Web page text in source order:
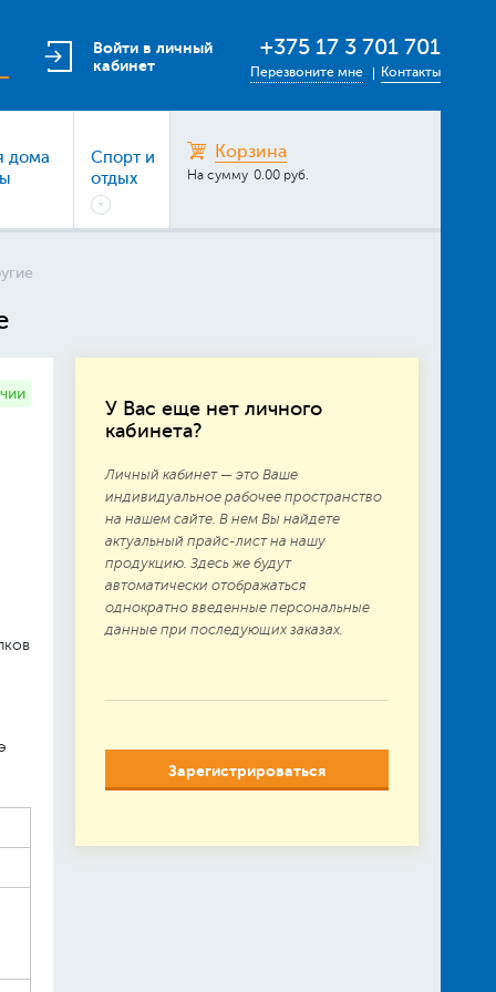
Войти в личный
кабинет
+375 17 3 701 701
Перезвоните мне Контакты
дома
Спорт и
отдых
Корзина
На сумму 0.00 руб.
У Вас еще нет личного
кабинета?
Личный кабинет — это Ваше
индивидуальное рабочее пространство
на нашем сайте. В нем Вы найдете
актуальный прайс-лист на нашу
продукцию. Здесь же будут
автоматически отображаться
однократно введенные персональные
данные при последующих заказах.
Зарегистрироваться